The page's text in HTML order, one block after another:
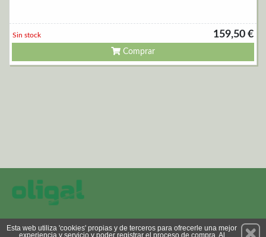
159,50 €
Sin stock
Comprar
Esta web utiliza 'cookies' propias y de terceros para ofrecerle una mejor
experiencia y servicio y poder registrar el proceso de compra. Al